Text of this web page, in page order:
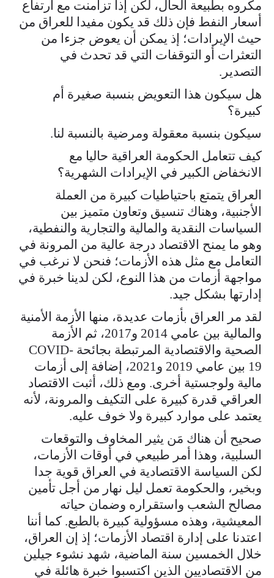
مكروه بطبيعة الحال، لكن إذا تزامنت مع ارتفاع
أسعار النفط فإن ذلك قد يكون مفيدا للعراق من
حيث الإيرادات؛ إذ يمكن أن يعوض جزءا من
التعثرات أو التوقفات التي قد تحدث في
التصدير.
هل سيكون هذا التعويض بنسبة صغيرة أم
كبيرة؟
سيكون بنسبة معقولة ومرضية بالنسبة لنا.
كيف تتعامل الحكومة العراقية حاليا مع
الانخفاض الكبير في الإيرادات الشهرية؟
العراق يتمتع باحتياطيات كبيرة من العملة
الأجنبية، وهناك تنسيق وتعاون متميز بين
السياسات النقدية والمالية والتجارية والنفطية،
وهو ما يمنح الاقتصاد درجة عالية من المرونة في
التعامل مع مثل هذه الأزمات؛ فنحن لا نرغب في
مواجهة أزمات من هذا النوع، لكن لدينا خبرة في
إدارتها بشكل جيد.
لقد مر العراق بأزمات عديدة، منها الأزمة الأمنية
والمالية بين عامي 2014 و2017، ثم الأزمة
الصحية والاقتصادية المرتبطة بجائحة COVID-
19 بين عامي 2019 و2021، إضافة إلى أزمات
مالية ولوجستية أخرى. ومع ذلك، أثبت الاقتصاد
العراقي قدرة كبيرة على التكيف والمرونة، لأنه
يعتمد على موارد كبيرة ولا خوف عليه.
صحيح أن هناك مَن يثير المخاوف والتوقعات
السلبية، وهذا أمر طبيعي في أوقات الأزمات،
لكن السياسة الاقتصادية في العراق قوية جدا
وبخير، والحكومة تعمل ليل نهار من أجل تأمين
مصالح الشعب واستقراره وضمان حياته
المعيشية، وهذه مسؤولية كبيرة بالطبع. كما أننا
اعتدنا على إدارة اقتصاد الأزمات؛ إذ إن العراق،
خلال الخمسين سنة الماضية، شهد نشوء جيلين
من الاقتصاديين الذين اكتسبوا خبرة هائلة في